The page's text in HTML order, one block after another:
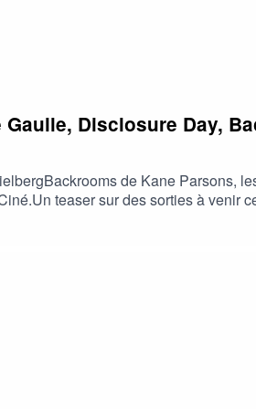
Disclosure Day,
de Kane Parsons,
teaser sur des sorties à venir
Arthur HarrariDe La comédie
du syndicat français de la
Film Français )